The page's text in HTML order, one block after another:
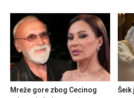
Mreže gore zbog Cecinog
Šeik